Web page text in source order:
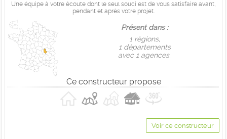
Une équipe à votre écoute dont le seul souci est de vous satisfaire avant,
pendant et après votre projet.
Présent dans :
1 règions,
1 départements
avec 1 agences.
Ce constructeur propose
Voir ce constructeur